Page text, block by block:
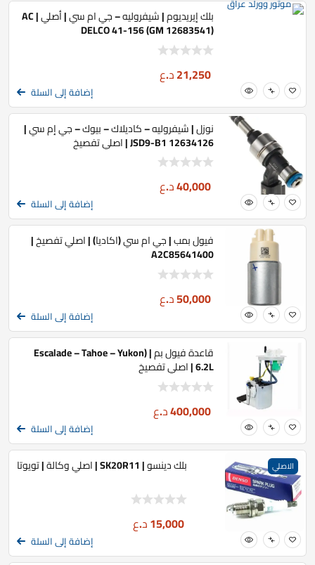
بلك إيريديوم | شيفروليه – جي ام سي | أصلي | AC
DELCO 41-156 (GM 12683541)
21,250د.ع
إضافة إلى السلة
نوزل | شيفروليه – كاديلاك – بيوك – جي إم سي |
12634126 JSD9-B1 | اصلي تفصيخ
40,000د.ع
إضافة إلى السلة
فيول بمب | جي ام سي (اكاديا) | اصلي تفصيخ |
A2C85641400
50,000د.ع
إضافة إلى السلة
قاعدة فيول بم | (Escalade – Tahoe – Yukon
6.2L | اصلي تفصيخ
400,000د.ع
إضافة إلى السلة
الاصلي بلك دينسو | SK20R11 | اصلي وكالة | تويوتا
15,000د.ع
إضافة إلى السلة